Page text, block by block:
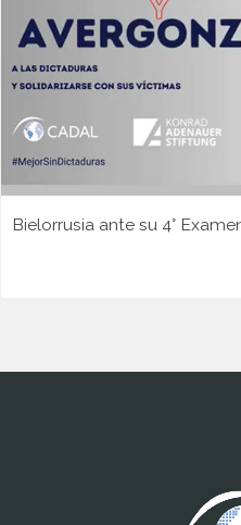
Bielorrusia ante su 4°